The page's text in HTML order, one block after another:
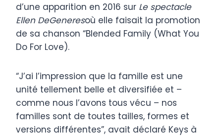
d’une apparition en 2016 sur Le spectacle
Ellen DeGeneresoù elle faisait la promotion
de sa chanson “Blended Family (What You
Do For Love).
“J’ai l’impression que la famille est une
unité tellement belle et diversifiée et –
comme nous l’avons tous vécu – nos
familles sont de toutes tailles, formes et
versions différentes”, avait déclaré Keys à